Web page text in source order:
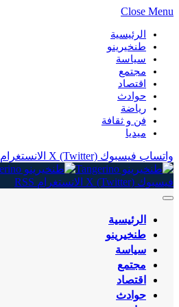
Close Menu
الرئيسية
طنخيرينو
سياسة
مجتمع
اقتصاد
حوادث
رياضة
فن و ثقافة
ميديا
واتساب فيسبوك X (Twitter) الانستغرام
فيسبوك X (Twitter) الانستغرام RSS
الرئيسية
طنخيرينو
سياسة
مجتمع
اقتصاد
حوادث